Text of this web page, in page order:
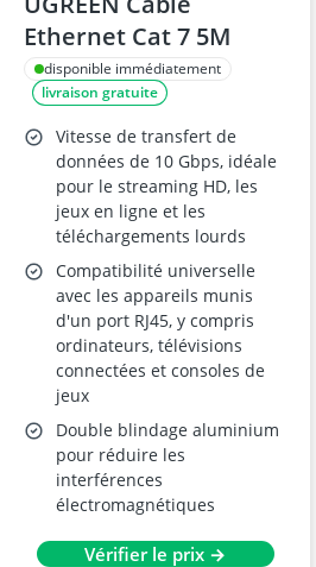
Ethernet Cat 7 5M
disponible immédiatement
livraison gratuite
Vitesse de transfert de
données de 10 Gbps, idéale
pour le streaming HD, les
jeux en ligne et les
téléchargements lourds
Compatibilité universelle
avec les appareils munis
d'un port RJ45, y compris
ordinateurs, télévisions
connectées et consoles de
jeux
Double blindage aluminium
pour réduire les
interférences
électromagnétiques
Vérifier le prix →